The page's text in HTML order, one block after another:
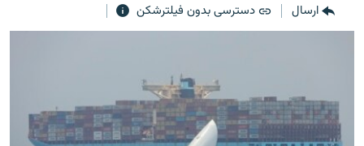
گزارش‌های تصویریزنان فردا
به ما بپیوندید
ارسال
دسترسی بدون فیلترشکن